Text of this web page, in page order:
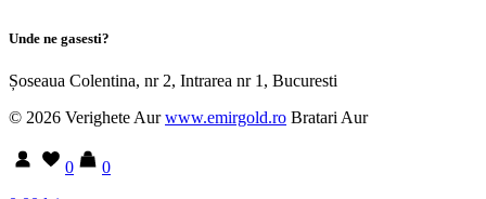
Unde ne gasesti?
Șoseaua Colentina, nr 2, Intrarea nr 1, Bucuresti
© 2026 Verighete Aurwww.emirgold.ro Bratari Aur
0
0